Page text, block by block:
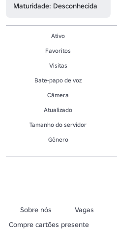
Maturidade: Desconhecida
Ativo
Favoritos
Visitas
Bate-papo de voz
Câmera
Atualizado
Tamanho do servidor
Gênero
Sobre nós Vagas
Compre cartões presente